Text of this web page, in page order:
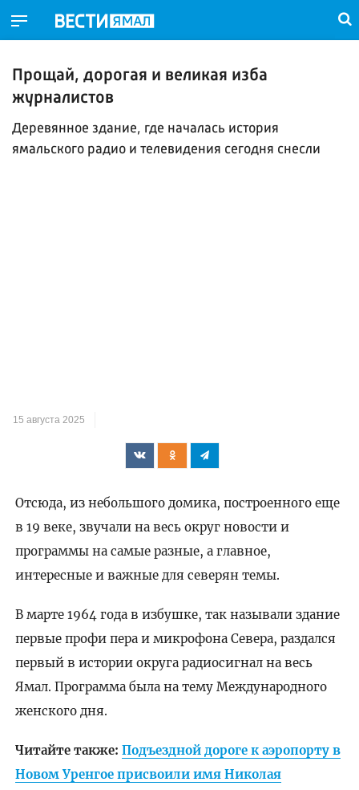
Прощай, дорогая и великая изба
журналистов
Деревянное здание, где началась история
ямальского радио и телевидения сегодня снесли
15 августа 2025
Отсюда, из небольшого домика, построенного еще
в 19 веке, звучали на весь округ новости и
программы на самые разные, а главное,
интересные и важные для северян темы.
В марте 1964 года в избушке, так называли здание
первые профи пера и микрофона Севера, раздался
первый в истории округа радиосигнал на весь
Ямал. Программа была на тему Международного
женского дня.
Читайте также: Подъездной дороге к аэропорту в
Новом Уренгое присвоили имя Николая